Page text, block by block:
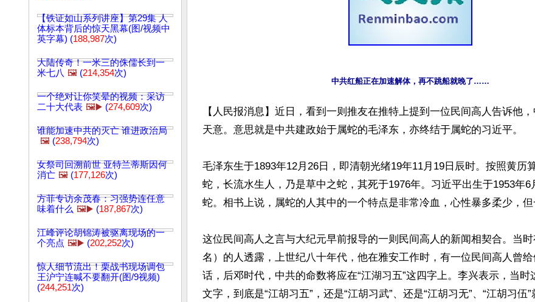
【铁证如山系列讲座】第29集 人
体标本背后的惊天黑幕(图/视频中
英字幕) (188,987次)
大陆传奇！一米三的侏儒长到一
米七八 🖼️ (214,354次)
一个绝对让你笑晕的视频：采访
二十大代表 🖼️▶️ (274,609次)
谁能加速中共的灭亡 谁进政治局
🖼️ (238,794次)
女祭司回溯前世 亚特兰蒂斯因何
消亡 🖼️ (177,126次)
方菲专访余茂春：习强势连任意
味着什么 🖼️▶️ (187,867次)
江峰评论胡锦涛被驱离现场的一
个亮点 🖼️▶️ (202,252次)
惊人细节流出！栗战书现场调包
王沪宁连喊不要翻开(图/9视频)
(244,251次)
中共红船正在加速解体，再不跳船就晚了……
【人民报消息】近日，看到一则推友在推特上提到一位民间高人告诉他
天意。意思就是中共建政始于属蛇的毛泽东，亦终结于属蛇的习近平。
毛泽东生于1893年12月26日，即清朝光绪19年11月19日辰时。按照黄历
蛇，长流水生人，乃是草中之蛇，其死于1976年。习近平出生于1953年6
蛇。相书上说，属蛇的人其中的一个特点是非常冷血，心性暴多柔少，但
这位民间高人之言与大纪元早前报导的一则民间高人的新闻相契合。当
名）的人透露，上世纪八十年代，他在雅安工作时，有一位民间高人曾
话，后邓时代，中共的命数将应在“江湖习五”这四字上。李兴表示，当时
文字，到底是“江胡习五”，还是“江胡习武”、还是“江胡习无”、“江胡习伍”